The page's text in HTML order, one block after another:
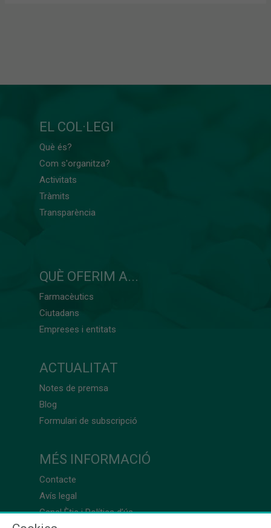
EL COL·LEGI
Què és?
Com s'organitza?
Activitats
Tràmits
Transparència
QUÈ OFERIM A...
Farmacèutics
Ciutadans
Empreses i entitats
ACTUALITAT
Notes de premsa
Blog
Formulari de subscripció
MÉS INFORMACIÓ
Contacte
Avís legal
Canal Ètic i Política d’ús